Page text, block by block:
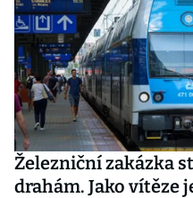
Železniční zakázka
drahám. Jako vítěze